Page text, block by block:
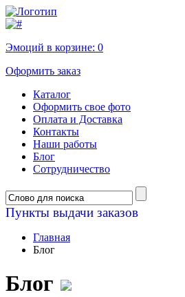
Эмоций в корзине: 0
Оформить заказ
Каталог
Оформить свое фото
Оплата и Доставка
Контакты
Наши работы
Блог
Сотрудничество
Пункты выдачи заказов
Главная
Блог
Блог